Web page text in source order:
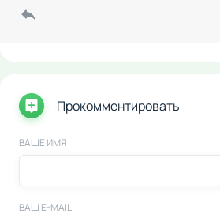
Прокомментировать
ВАШЕ ИМЯ
ВАШ E-MAIL